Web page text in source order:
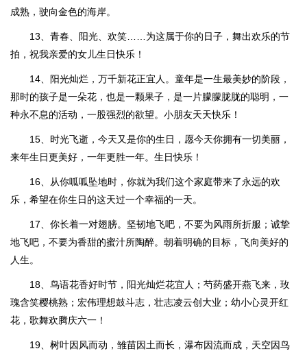
成熟，驶向金色的海岸。
13、青春、阳光、欢笑……为这属于你的日子，舞出欢乐的节
拍，祝我亲爱的女儿生日快乐！
14、阳光灿烂，万千新花正宜人。童年是一生最美妙的阶段，
那时的孩子是一朵花，也是一颗果子，是一片朦朦胧胧的聪明，一
种永不息的活动，一股强烈的欲望。小朋友天天快乐！
15、时光飞逝，今天又是你的生日，愿今天你拥有一切美丽，
来年生日更美好，一年更胜一年。生日快乐！
16、从你呱呱坠地时，你就为我们这个家庭带来了永远的欢
乐，希望在你生日的这天过一个幸福的一天。
17、你长着一对翅膀。坚韧地飞吧，不要为风雨所折服；诚挚
地飞吧，不要为香甜的蜜汁所陶醉。朝着明确的目标，飞向美好的
人生。
18、鸟语花香好时节，阳光灿烂花宜人；芍药盛开燕飞来，玫
瑰含笑樱桃熟；宏伟理想鼓斗志，壮志凌云创大业；幼小心灵开红
花，歌舞欢腾庆六一！
19、树叶因风而动，雏苗因土而长，瀑布因流而成，天空因鸟